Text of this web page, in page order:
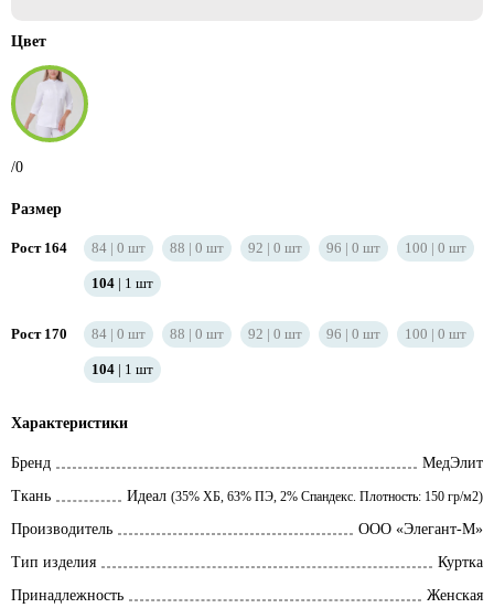
Цвет
/0
Размер
Рост 164 84 0 шт 88 0 шт 92 0 шт 96 0 шт 100 0 шт
104 1 шт
Рост 170 84 0 шт 88 0 шт 92 0 шт 96 0 шт 100 0 шт
104 1 шт
Характеристики
Бренд
МедЭлит
Ткань
Идеал (35% ХБ, 63% ПЭ, 2% Спандекс. Плотность: 150 гр/м2)
Производитель
ООО «Элегант-М»
Тип изделия
Куртка
Принадлежность
Женская